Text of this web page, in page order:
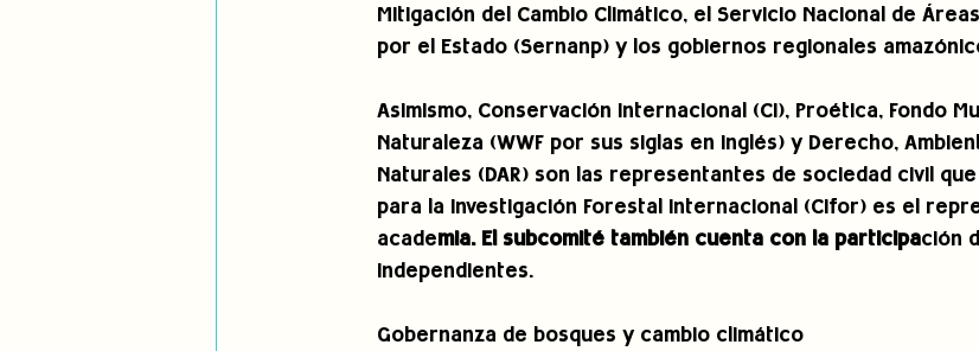
Mitigación del Cambio Climático, el Servicio Nacional de
por el Estado (Sernanp) y los gobiernos regionales
Asimismo, Conservación Internacional (CI), Proética, Fondo
Naturaleza (WWF por sus siglas en inglés) y Derecho,
Naturales (DAR) son las representantes de sociedad civil
para la Investigación Forestal Internacional (Cifor) es el
academia. El subcomité también cuenta con la participación
independientes.
Gobernanza de bosques y cambio climático